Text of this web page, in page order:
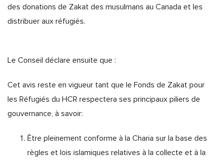
des donations de Zakat des musulmans au Canada et les
distribuer aux réfugiés.
Le Conseil déclare ensuite que :
Cet avis reste en vigueur tant que le Fonds de Zakat pour
les Réfugiés du HCR respectera ses principaux piliers de
gouvernance, à savoir:
Être pleinement conforme à la Charia sur la base des
règles et lois islamiques relatives à la collecte et à la